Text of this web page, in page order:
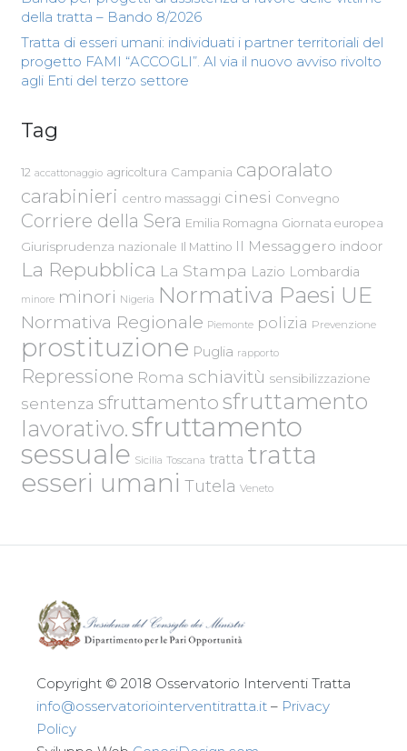
della tratta – Bando 8/2026
Tratta di esseri umani: individuati i partner territoriali del
progetto FAMI “ACCOGLI”. Al via il nuovo avviso rivolto
agli Enti del terzo settore
Tag
12 accattonaggio agricoltura Campania caporalato
carabinieri centro massaggi cinesi Convegno
Corriere della Sera Emilia Romagna Giornata europea
Giurisprudenza nazionale Il Mattino Il Messaggero indoor
La Repubblica La Stampa Lazio Lombardia
minore minori Nigeria Normativa Paesi UE
Normativa Regionale Piemonte polizia Prevenzione
prostituzione Puglia rapporto
Repressione Roma schiavitù sensibilizzazione
sentenza sfruttamento sfruttamento
lavorativo.sfruttamento
sessuale Sicilia Toscana tratta tratta
esseri umani Tutela Veneto
Copyright © 2018 Osservatorio Interventi Tratta
info@osservatoriointerventitratta.it – Privacy
Policy